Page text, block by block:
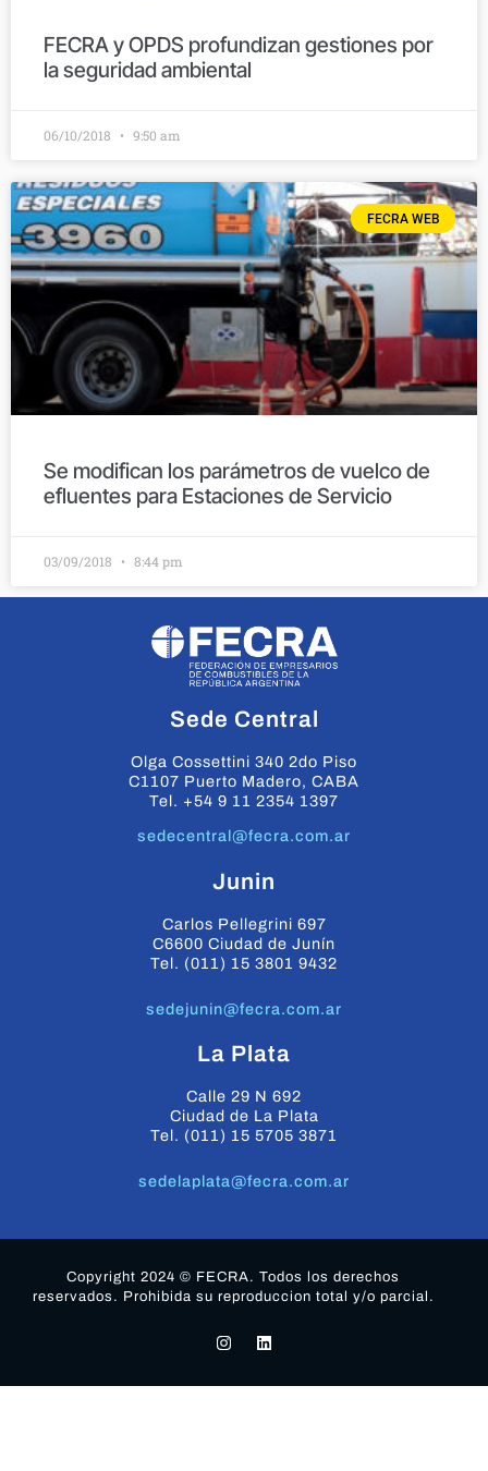
FECRA y OPDS profundizan gestiones por
la seguridad ambiental
06/10/2018 9:50 am
FECRA WEB
Se modifican los parámetros de vuelco de
efluentes para Estaciones de Servicio
03/09/2018 8:44 pm
Sede Central
Olga Cossettini 340 2do Piso
C1107 Puerto Madero, CABA
Tel. +54 9 11 2354 1397
sedecentral@fecra.com.ar
Junin
Carlos Pellegrini 697
C6600 Ciudad de Junín
Tel. (011) 15 3801 9432
sedejunin@fecra.com.ar
La Plata
Calle 29 N 692
Ciudad de La Plata
Tel. (011) 15 5705 3871
sedelaplata@fecra.com.ar
Copyright 2024 © FECRA. Todos los derechos
reservados. Prohibida su reproduccion total y/o parcial.